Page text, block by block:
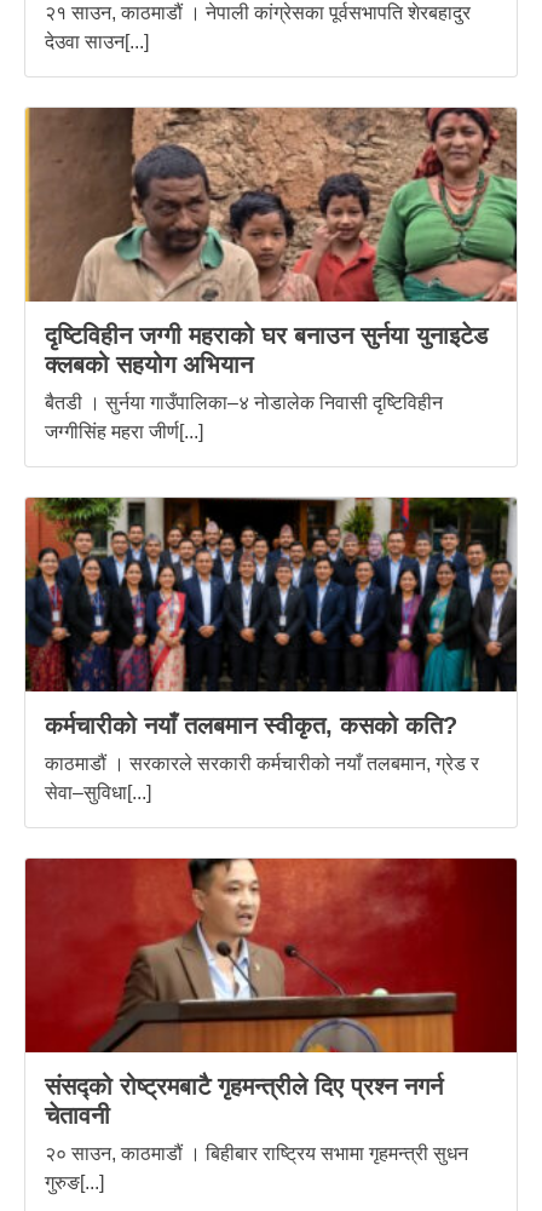
२१ साउन, काठमाडौं । नेपाली कांग्रेसका पूर्वसभापति शेरबहादुर
देउवा साउन[...]
दृष्टिविहीन जग्गी महराको घर बनाउन सुर्नया युनाइटेड
क्लबको सहयोग अभियान
बैतडी । सुर्नया गाउँपालिका–४ नोडालेक निवासी दृष्टिविहीन
जग्गीसिंह महरा जीर्ण[...]
कर्मचारीको नयाँ तलबमान स्वीकृत, कसको कति?
काठमाडौं । सरकारले सरकारी कर्मचारीको नयाँ तलबमान, ग्रेड र
सेवा–सुविधा[...]
संसद्को रोष्ट्रमबाटै गृहमन्त्रीले दिए प्रश्न नगर्न
चेतावनी
२० साउन, काठमाडौं । बिहीबार राष्ट्रिय सभामा गृहमन्त्री सुधन
गुरुङ[...]